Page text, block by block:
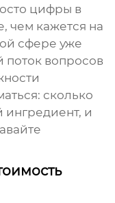
цифры в
чем кажется на
сфере уже
поток вопросов
сколько
ингредиент, и